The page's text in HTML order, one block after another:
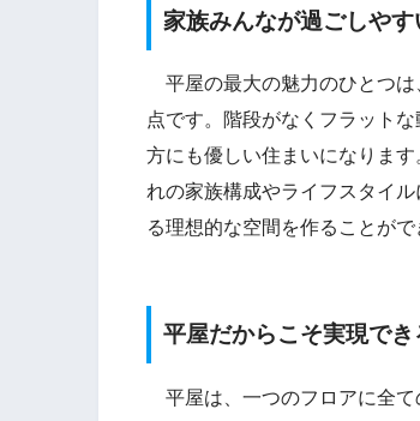
家族みんなが過ごしや
平屋の最大の魅力のひとつは
点です。階段がなくフラット
方にも優しい住まいになりま
れの家族構成やライフスタイ
る理想的な空間を作ることがで
平屋だからこそ実現で
平屋は、一つのフロアに全て